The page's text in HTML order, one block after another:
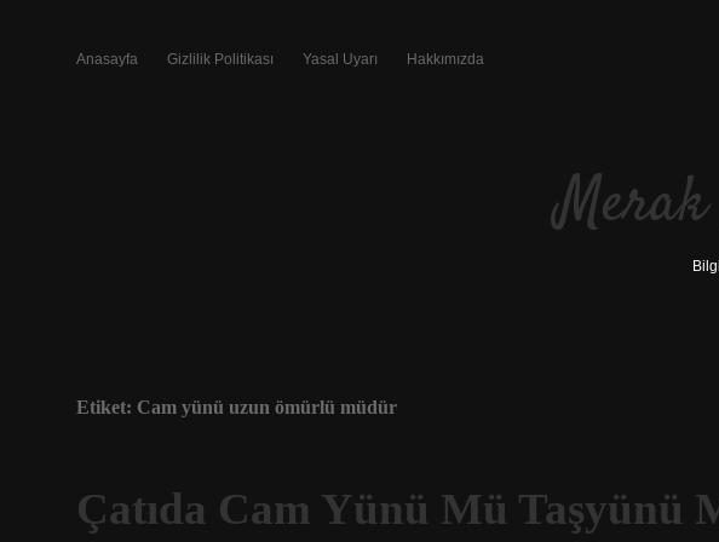
Anasayfa Gizlilik Politikası Yasal Uyarı Hakkımızda
Etiket: Cam yünü uzun ömürlü müdür
Çatıda Cam Yünü Mü Taşyünü